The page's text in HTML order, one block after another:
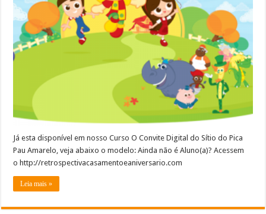
Já esta disponível em nosso Curso O Convite Digital do Sítio do Pica
Pau Amarelo, veja abaixo o modelo: Ainda não é Aluno(a)? Acessem
o http://retrospectivacasamentoeaniversario.com
Leia mais »